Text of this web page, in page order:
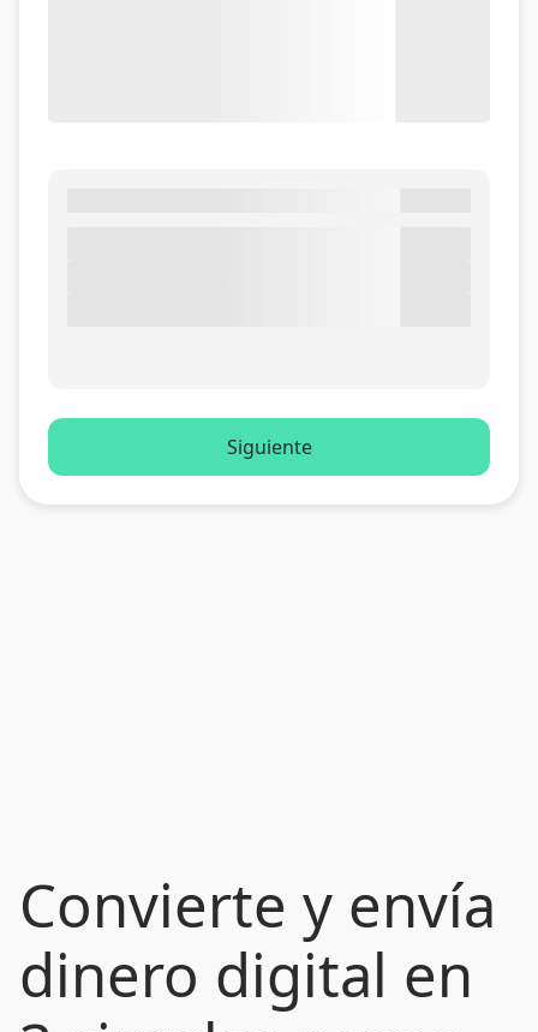
Convierte y envía
dinero digital en
Siguiente